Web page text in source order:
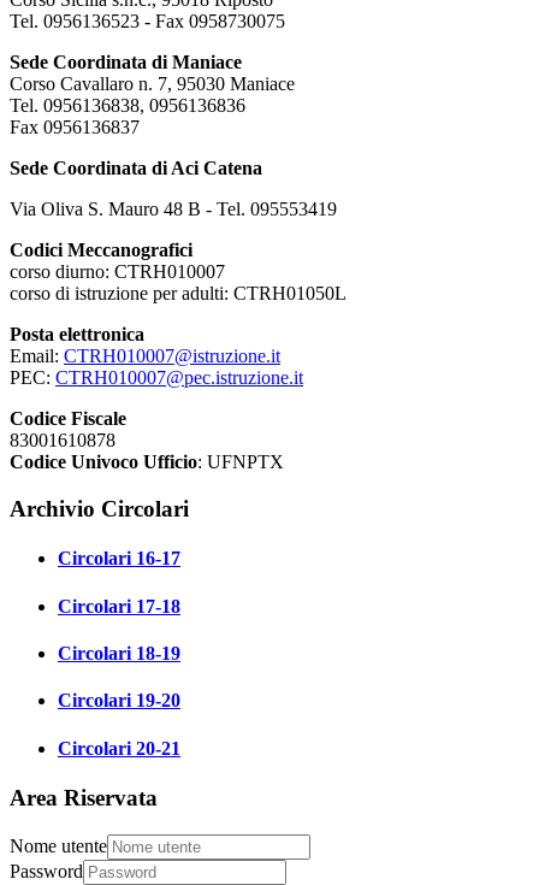
Tel. 0956136523 - Fax 0958730075
Sede Coordinata di Maniace
Corso Cavallaro n. 7, 95030 Maniace
Tel. 0956136838, 0956136836
Fax 0956136837
Sede Coordinata di Aci Catena
Via Oliva S. Mauro 48 B - Tel. 095553419
Codici Meccanografici
corso diurno: CTRH010007
corso di istruzione per adulti: CTRH01050L
Posta elettronica
Email: CTRH010007@istruzione.it
PEC: CTRH010007@pec.istruzione.it
Codice Fiscale
83001610878
Codice Univoco Ufficio: UFNPTX
Archivio Circolari
Circolari 16-17
Circolari 17-18
Circolari 18-19
Circolari 19-20
Circolari 20-21
Area Riservata
Nome utente
Password